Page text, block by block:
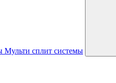
Мульти сплит системы